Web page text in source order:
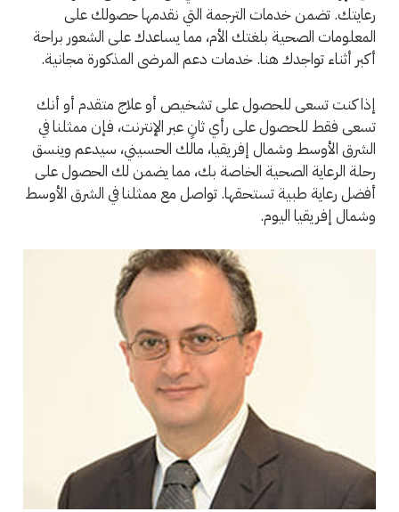
رعايتك. تضمن خدمات الترجمة التي نقدمها حصولك على
المعلومات الصحية بلغتك الأم، مما يساعدك على الشعور براحة
أكبر أثناء تواجدك هنا. خدمات دعم المرضى المذكورة مجانية.
إذا كنت تسعى للحصول على تشخيص أو علاج متقدم أو أنك
تسعى فقط للحصول على رأي ثانٍ عبر الإنترنت، فإن ممثلنا في
الشرق الأوسط وشمال إفريقيا، مالك الحسيني، سيدعم وينسق
رحلة الرعاية الصحية الخاصة بك، مما يضمن لك الحصول على
أفضل رعاية طبية تستحقها. تواصل مع ممثلنا في الشرق الأوسط
وشمال إفريقيا اليوم.